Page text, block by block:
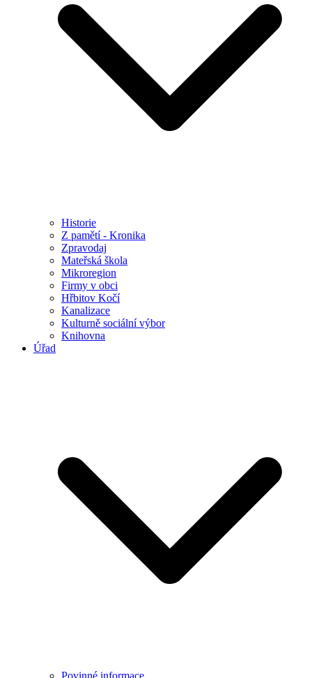
Historie
Z pamětí - Kronika
Zpravodaj
Mateřská škola
Mikroregion
Firmy v obci
Hřbitov Kočí
Kanalizace
Kulturně sociální výbor
Knihovna
Úřad
Povinné informace